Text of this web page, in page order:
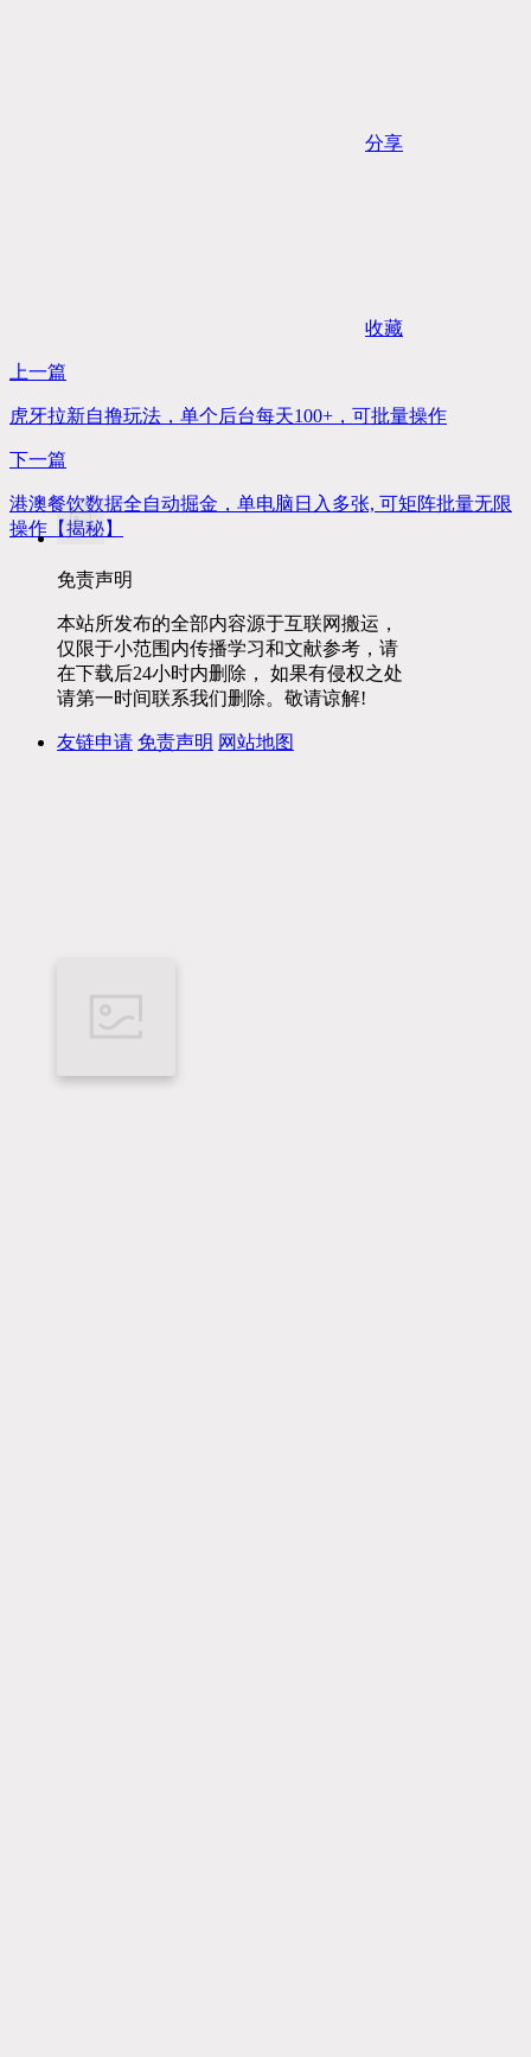
分享
收藏
上一篇
虎牙拉新自撸玩法，单个后台每天100+，可批量操作
下一篇
港澳餐饮数据全自动掘金，单电脑日入多张, 可矩阵批量无限
操作【揭秘】
免责声明
本站所发布的全部内容源于互联网搬运，
仅限于小范围内传播学习和文献参考，请
在下载后24小时内删除， 如果有侵权之处
请第一时间联系我们删除。敬请谅解!
友链申请 免责声明 网站地图